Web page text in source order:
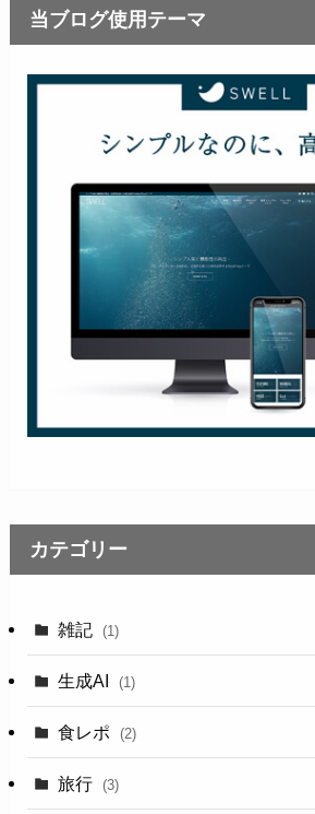
当ブログ使用テーマ
カテゴリー
雑記 (1)
生成AI (1)
食レポ (2)
旅行 (3)